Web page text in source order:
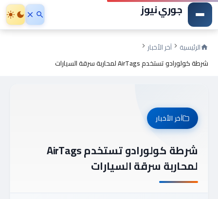
جوري نيوز
الرئيسية
آخر الأخبار
شرطة كولورادو تستخدم AirTags لمحاربة سرقة السيارات
آخر الأخبار
شرطة كولورادو تستخدم AirTags
لمحاربة سرقة السيارات